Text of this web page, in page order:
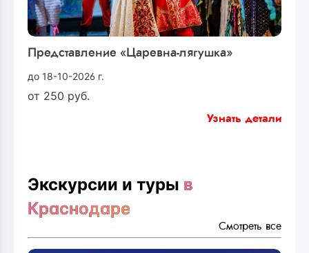
Представление «Царевна-лягушка»
до 18-10-2026 г.
от 250 руб.
Узнать детали
Экскурсии и туры в
Краснодаре
Смотреть все